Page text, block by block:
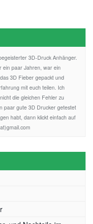
3D-Druck Anhänger.
ein paar Jahren, war ein
3D Fieber gepackt und
mit euch teilen. Ich
die gleichen Fehler zu
paar gute 3D Drucker getestet
habt, dann klickt einfach auf